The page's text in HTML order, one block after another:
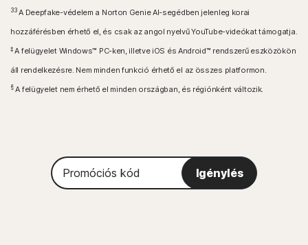
33A Deepfake-védelem a Norton Genie AI-segédben jelenleg korai
hozzáférésben érhető el, és csak az angol nyelvű YouTube-videókat támogatja.
‡A felügyelet Windows™ PC-ken, illetve iOS és Android™ rendszerű eszközökön
áll rendelkezésre. Nem minden funkció érhető el az összes platformon.
§A felügyelet nem érhető el minden országban, és régiónként változik.
Promóciós
kód
Igénylés